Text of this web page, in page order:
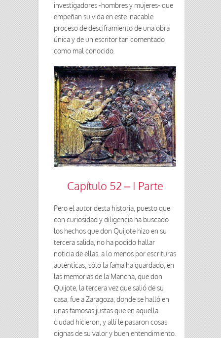
investigadores -hombres y mujeres- que
empeñan su vida en este inacable
proceso de desciframiento de una obra
única y de un escritor tan comentado
como mal conocido.
Capítulo 52 – I Parte
Pero el autor desta historia, puesto que
con curiosidad y diligencia ha buscado
los hechos que don Quijote hizo en su
tercera salida, no ha podido hallar
noticia de ellas, a lo menos por escrituras
auténticas; sólo la fama ha guardado, en
las memorias de la Mancha, que don
Quijote, la tercera vez que salió de su
casa, fue a Zaragoza, donde se halló en
unas famosas justas que en aquella
ciudad hicieron, y allí le pasaron cosas
dignas de su valor y buen entendimiento.